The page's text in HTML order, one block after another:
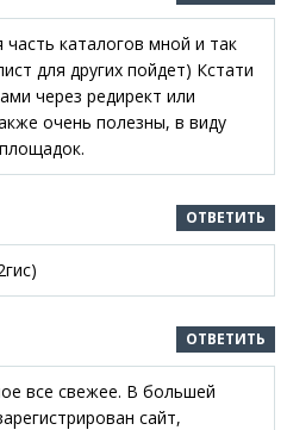
каталогов мной и так
для других пойдет) Кстати
через редирект или
очень полезны, в виду
ОТВЕТИТЬ
ОТВЕТИТЬ
все свежее. В большей
сайт,